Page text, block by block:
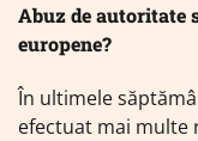
Abuz de autoritate
europene?
În ultimele
efectuat mai multe